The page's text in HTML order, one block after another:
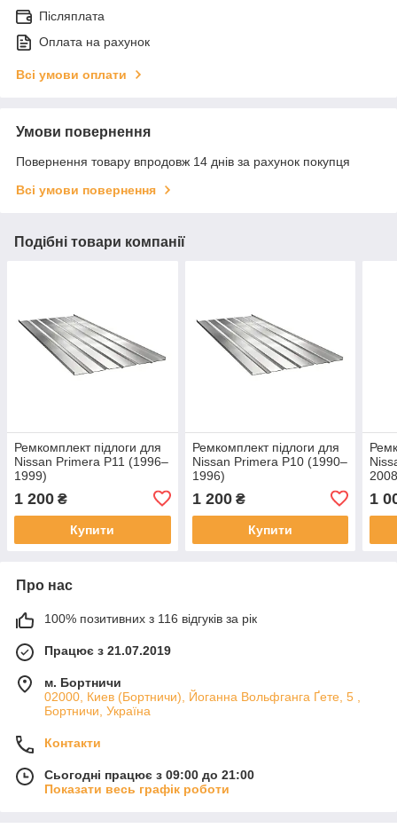
Післяплата
Оплата на рахунок
Всі умови оплати
Умови повернення
Повернення товару впродовж 14 днів за рахунок покупця
Всі умови повернення
Подібні товари компанії
Ремкомплект підлоги для
Nissan Primera P11 (1996–
1999)
1 200 ₴
Купити
Ремкомплект підлоги для
Nissan Primera P10 (1990–
1996)
1 200₴
Купити
1
Про нас
100% позитивних з 116 відгуків за рік
Працює з 21.07.2019
м. Бортничи
02000, Киев (Бортничи), Йоганна Вольфганга Ґете, 5 ,
Бортничи, Україна
Контакти
Сьогодні працює з 09:00 до 21:00
Показати весь графік роботи